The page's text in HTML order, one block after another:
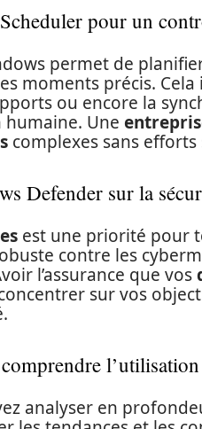
pour un
permet de
moments précis.
ou encore la
Une
complexes sans
Defender sur la
est une priorité pour
contre les
l’assurance que vos
sur vos
l’utilisation
analyser en